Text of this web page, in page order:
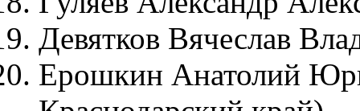
Девятков Вячеслав
Ерошкин Анатолий